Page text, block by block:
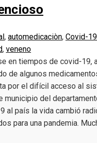
, automedicaciòn, Covid-19
, veneno
en tiempos de covid-19,
de algunos
por el difícil acceso al
del
al país la vida cambió
para una pandemia.